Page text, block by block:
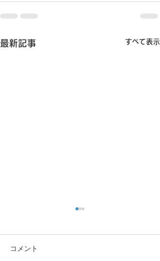
最新記事 すべて表示
この重機…
コメント